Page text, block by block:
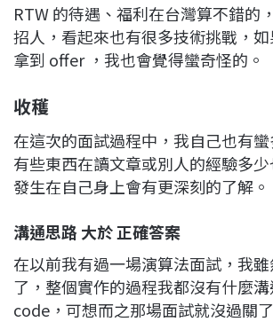
RTW 的待遇、福利在台灣算不錯的
招人，看起來也有很多技術挑戰，
拿到 offer ，我也會覺得蠻奇怪的。
收穫
在這次的面試過程中，我自己也有
有些東西在讀文章或別人的經驗多
發生在自己身上會有更深刻的了解。
溝通思路 大於 正確答案
在以前我有過一場演算法面試，我
了，整個實作的過程我都沒有什麼
code，可想而之那場面試就沒過關了